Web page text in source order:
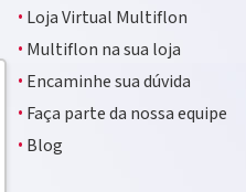
· Loja Virtual Multiflon
· Multiflon na sua loja
· Encaminhe sua dúvida
· Faça parte da nossa equipe
· Blog